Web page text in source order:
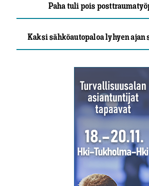
Paha tuli pois
Kaksi sähköautopaloa lyhyen